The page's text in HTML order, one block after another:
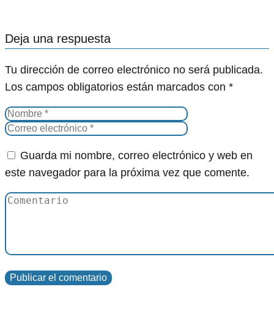
Deja una respuesta
Tu dirección de correo electrónico no será publicada.
Los campos obligatorios están marcados con *
Guarda mi nombre, correo electrónico y web en
este navegador para la próxima vez que comente.